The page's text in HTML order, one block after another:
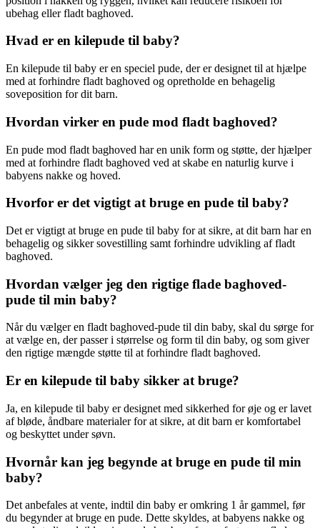
ubehag eller fladt baghoved.
Hvad er en kilepude til baby?
En kilepude til baby er en speciel pude, der er designet til at hjælpe
med at forhindre fladt baghoved og opretholde en behagelig
soveposition for dit barn.
Hvordan virker en pude mod fladt baghoved?
En pude mod fladt baghoved har en unik form og støtte, der hjælper
med at forhindre fladt baghoved ved at skabe en naturlig kurve i
babyens nakke og hoved.
Hvorfor er det vigtigt at bruge en pude til baby?
Det er vigtigt at bruge en pude til baby for at sikre, at dit barn har en
behagelig og sikker sovestilling samt forhindre udvikling af fladt
baghoved.
Hvordan vælger jeg den rigtige flade baghoved-
pude til min baby?
Når du vælger en fladt baghoved-pude til din baby, skal du sørge for
at vælge en, der passer i størrelse og form til din baby, og som giver
den rigtige mængde støtte til at forhindre fladt baghoved.
Er en kilepude til baby sikker at bruge?
Ja, en kilepude til baby er designet med sikkerhed for øje og er lavet
af bløde, åndbare materialer for at sikre, at dit barn er komfortabel
og beskyttet under søvn.
Hvornår kan jeg begynde at bruge en pude til min
baby?
Det anbefales at vente, indtil din baby er omkring 1 år gammel, før
du begynder at bruge en pude. Dette skyldes, at babyens nakke og